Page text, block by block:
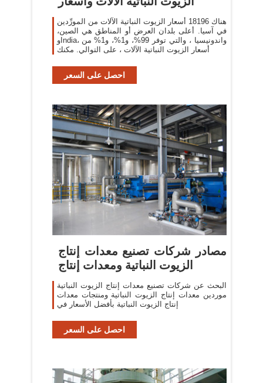
هناك 18196 أسعار الزيوت النباتية الآلات من المورِّدين
في آسيا. أعلى بلدان العرض أو المناطق هي الصين،
وIndia، واندونيسيا ، والتي توفر 99%، و1%، و1% من
أسعار الزيوت النباتية الآلات ، على التوالي. مكنك
احصل على السعر
مصادر شركات تصنيع معدات إنتاج
الزيوت النباتية ومعدات إنتاج
البحث عن شركات تصنيع معدات إنتاج الزيوت النباتية
موردين معدات إنتاج الزيوت النباتية ومنتجات معدات
إنتاج الزيوت النباتية بأفضل الأسعار في
احصل على السعر